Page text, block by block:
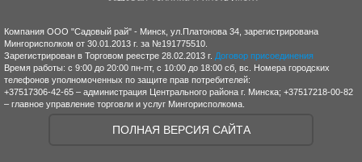
Компания ООО "Садовый рай" - Минск, ул.Платонова 34, зарегистрирована
Мингорисполком от 30.01.2013 г. за №191775510.
Зарегистрирован в Торговом реестре 28.02.2013 г. Договор присоединения
Время работы: с 9:00 до 20:00 пн-пт, с 10:00 до 18:00 сб, вс. Номера городских
телефонов уполномоченных по защите прав потребителей:
+37517306-42-65 – администрация Центрального района г. Минска; +37517218-00-82
– главное управление торговли и услуг Мингорисполкома.
ПОЛНАЯ ВЕРСИЯ САЙТА